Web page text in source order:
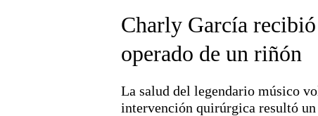
Deportes
Charly García
operado de un riñón
La salud del legendario músico
intervención quirúrgica resultó